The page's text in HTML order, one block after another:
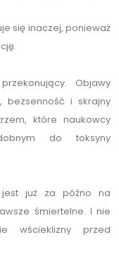
się inaczej, ponieważ
Objawy
bezsenność i skrajny
które naukowcy
do toksyny
jest już za późno na
śmiertelne. I nie
wścieklizny przed